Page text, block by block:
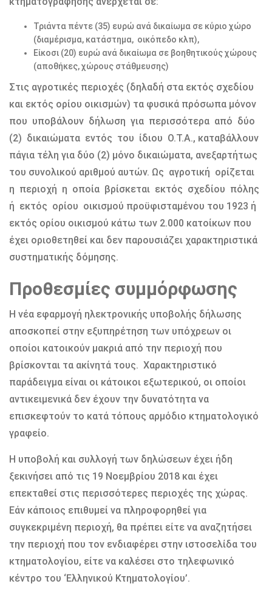
Τριάντα πέντε (35) ευρώ ανά δικαίωμα σε κύριο χώρο
(διαμέρισμα, κατάστημα, οικόπεδο κλπ),
Είκοσι (20) ευρώ ανά δικαίωμα σε βοηθητικούς χώρους
(αποθήκες, χώρους στάθμευσης)
Στις αγροτικές περιοχές (δηλαδή στα εκτός σχεδίου
και εκτός ορίου οικισμών) τα φυσικά πρόσωπα μόνον
που υποβάλουν δήλωση για περισσότερα από δύο
(2) δικαιώματα εντός του ίδιου Ο.Τ.Α., καταβάλλουν
πάγια τέλη για δύο (2) μόνο δικαιώματα, ανεξαρτήτως
του συνολικού αριθμού αυτών. Ως αγροτική ορίζεται
η περιοχή η οποία βρίσκεται εκτός σχεδίου πόλης
ή εκτός ορίου οικισμού προϋφισταμένου του 1923 ή
εκτός ορίου οικισμού κάτω των 2.000 κατοίκων που
έχει οριοθετηθεί και δεν παρουσιάζει χαρακτηριστικά
συστηματικής δόμησης.
Προθεσμίες συμμόρφωσης
Η νέα εφαρμογή ηλεκτρονικής υποβολής δήλωσης
αποσκοπεί στην εξυπηρέτηση των υπόχρεων οι
οποίοι κατοικούν μακριά από την περιοχή που
βρίσκονται τα ακίνητά τους. Χαρακτηριστικό
παράδειγμα είναι οι κάτοικοι εξωτερικού, οι οποίοι
αντικειμενικά δεν έχουν την δυνατότητα να
επισκεφτούν το κατά τόπους αρμόδιο κτηματολογικό
γραφείο.
Η υποβολή και συλλογή των δηλώσεων έχει ήδη
ξεκινήσει από τις 19 Νοεμβρίου 2018 και έχει
επεκταθεί στις περισσότερες περιοχές της χώρας.
Εάν κάποιος επιθυμεί να πληροφορηθεί για
συγκεκριμένη περιοχή, θα πρέπει είτε να αναζητήσει
την περιοχή που τον ενδιαφέρει στην ιστοσελίδα του
κτηματολογίου, είτε να καλέσει στο τηλεφωνικό
κέντρο του ‘Ελληνικού Κτηματολογίου’.